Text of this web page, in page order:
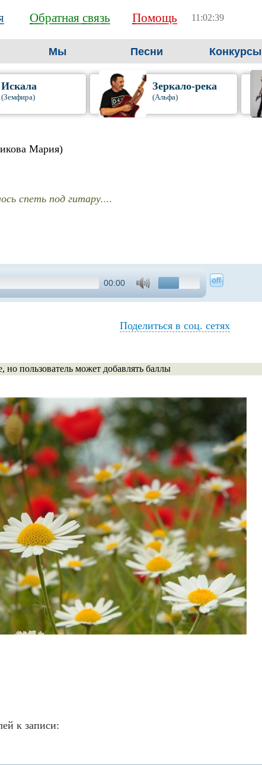
Обратная связь Помощь 11:02:40
Мы Песни Конкурсы
Искала
(Земфира)
Зеркало-река
(Альфа)
Мария)
спеть под гитару....
00:00
Поделиться в соц. сетях
но пользователь может добавлять баллы
к записи: